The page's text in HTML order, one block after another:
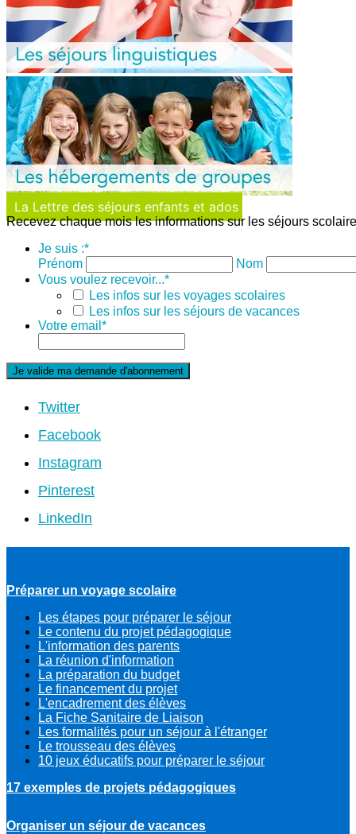
La Lettre des séjours enfants et ados
Recevez chaque mois les informations sur les séjours
Je suis :*
Prénom
Nom
Vous voulez recevoir...*
Les infos sur les voyages scolaires
Les infos sur les séjours de vacances
Votre email *
Twitter
Facebook
Instagram
Pinterest
LinkedIn
Préparer un voyage scolaire
Les étapes pour préparer le séjour
Le contenu du projet pédagogique
L'information des parents
La réunion d'information
La préparation du budget
Le financement du projet
L'encadrement des élèves
La Fiche Sanitaire de Liaison
Les formalités pour un séjour à l'étranger
Le trousseau des élèves
10 jeux éducatifs pour préparer le séjour
17 exemples de projets pédagogiques
Organiser un séjour de vacances